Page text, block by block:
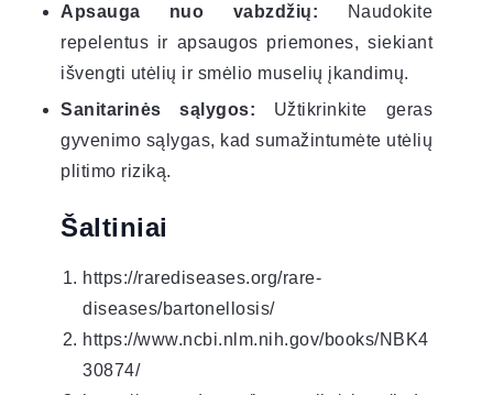
Apsauga nuo vabzdžių: Naudokite
repelentus ir apsaugos priemones, siekiant
išvengti utėlių ir smėlio muselių įkandimų.
Sanitarinės sąlygos: Užtikrinkite geras
gyvenimo sąlygas, kad sumažintumėte utėlių
plitimo riziką.
Šaltiniai
https://rarediseases.org/rare-
diseases/bartonellosis/
https://www.ncbi.nlm.nih.gov/books/NBK4
30874/